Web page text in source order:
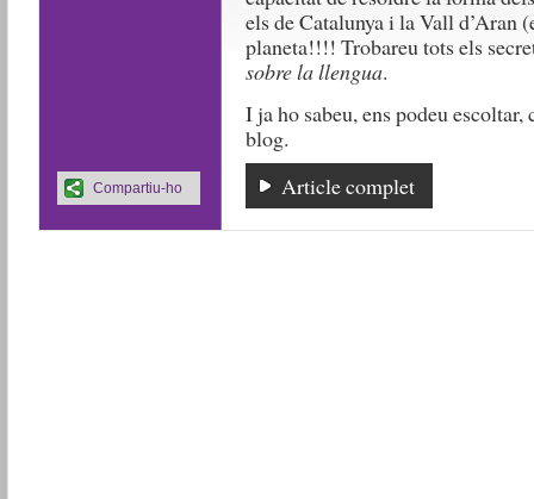
els de Catalunya i la Vall d’Aran
planeta!!!! Trobareu tots els
sobre la llengua.
I ja ho sabeu, ens podeu escoltar,
blog.
Article complet
Compartiu-ho